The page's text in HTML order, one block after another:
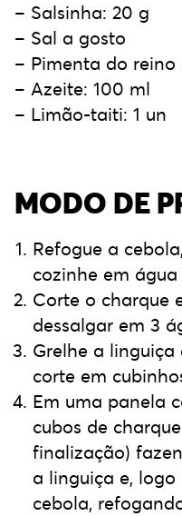
– Salsinha: 20 g
– Sal a gosto
– Pimenta do reino
– Azeite: 100 ml
– Limão-taiti: 1 un
MODO DE
Refogue a
cozinhe em
Corte o charque
dessalgar em 3
Grelhe a
corte em
Em uma panela
cubos de
finalização)
a linguiça e,
cebola,